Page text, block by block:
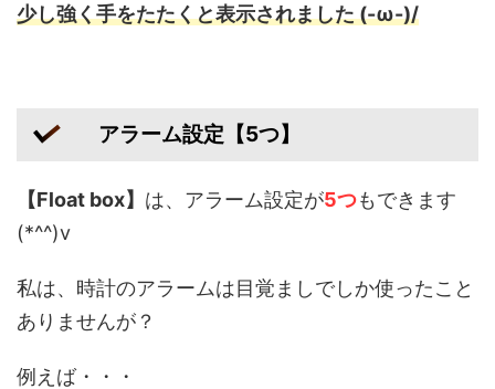
少し強く手をたたくと表示されました (-ω-)/
アラーム設定【5つ】
【Float box】 は、アラーム設定が5つもできます
(*^^)v
私は、時計のアラームは目覚ましでしか使ったこと
ありませんが？
例えば・・・